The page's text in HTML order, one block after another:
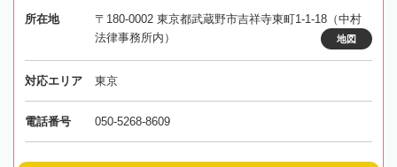
所在地
〒180-0002 東京都武蔵野市吉祥寺東町1-1-18（中村
法律事務所内）
地図
対応エリア 東京
電話番号 050-5268-8609